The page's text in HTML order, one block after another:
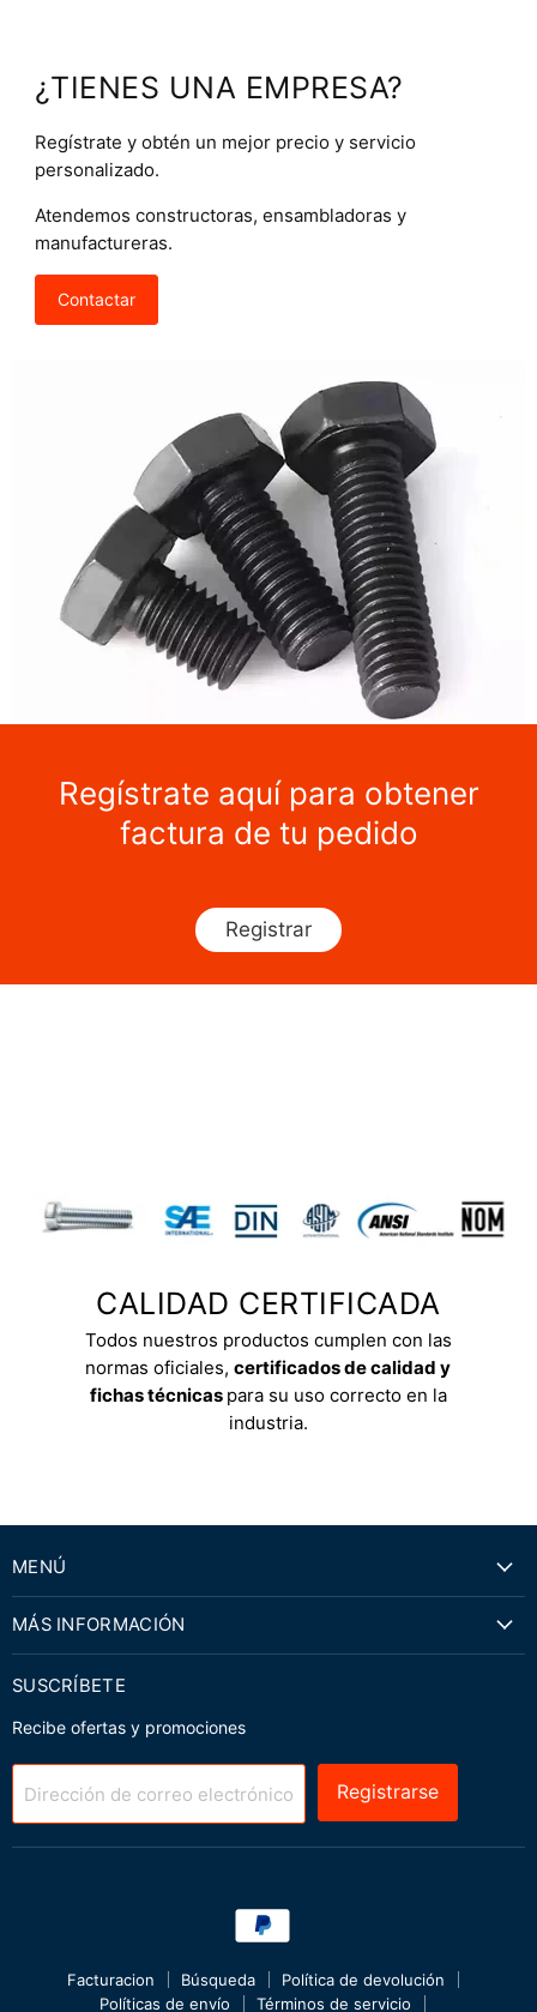
¿TIENES UNA EMPRESA?
Regístrate y obtén un mejor precio y servicio
personalizado.
Atendemos constructoras, ensambladoras y
manufactureras.
Contactar
Regístrate aquí para obtener
factura de tu pedido
Registrar
CALIDAD CERTIFICADA
Todos nuestros productos cumplen con las
normas oficiales,certificados de calidad y
fichas técnicas para su uso correcto en la
industria.
MENÚ
MÁS INFORMACIÓN
SUSCRÍBETE
Recibe ofertas y promociones
Dirección de correo electrónico Registrarse
Facturacion Búsqueda
Política de devolución
Políticas de envío
Términos de servicio